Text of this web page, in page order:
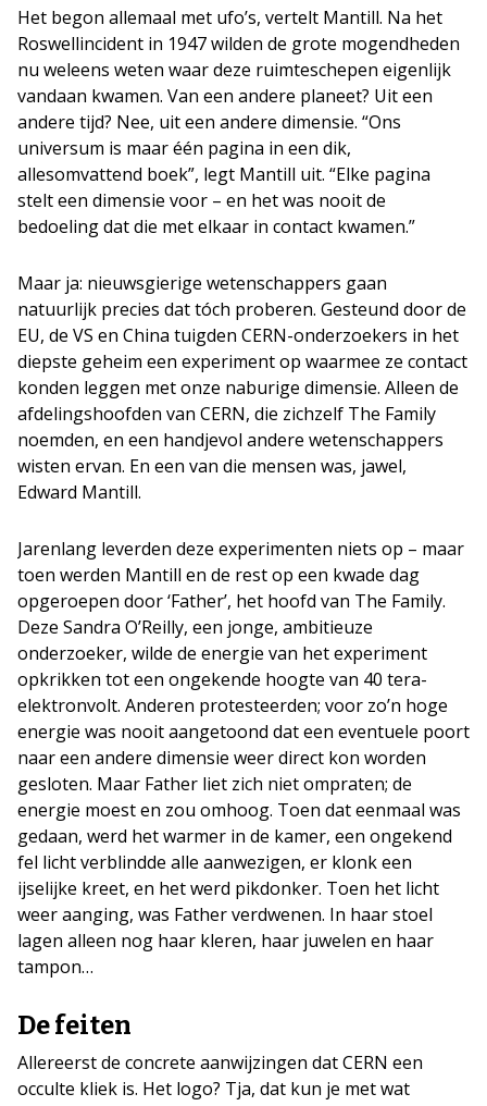
Het begon allemaal met ufo’s, vertelt Mantill. Na het
Roswellincident in 1947 wilden de grote mogendheden
nu weleens weten waar deze ruimteschepen eigenlijk
vandaan kwamen. Van een andere planeet? Uit een
andere tijd? Nee, uit een andere dimensie. “Ons
universum is maar één pagina in een dik,
allesomvattend boek”, legt Mantill uit. “Elke pagina
stelt een dimensie voor – en het was nooit de
bedoeling dat die met elkaar in contact kwamen.”
Maar ja: nieuwsgierige wetenschappers gaan
natuurlijk precies dat tóch proberen. Gesteund door de
EU, de VS en China tuigden CERN-onderzoekers in het
diepste geheim een experiment op waarmee ze contact
konden leggen met onze naburige dimensie. Alleen de
afdelingshoofden van CERN, die zichzelf The Family
noemden, en een handjevol andere wetenschappers
wisten ervan. En een van die mensen was, jawel,
Edward Mantill.
Jarenlang leverden deze experimenten niets op – maar
toen werden Mantill en de rest op een kwade dag
opgeroepen door ‘Father’, het hoofd van The Family.
Deze Sandra O’Reilly, een jonge, ambitieuze
onderzoeker, wilde de energie van het experiment
opkrikken tot een ongekende hoogte van 40 tera-
elektronvolt. Anderen protesteerden; voor zo’n hoge
energie was nooit aangetoond dat een eventuele poort
naar een andere dimensie weer direct kon worden
gesloten. Maar Father liet zich niet ompraten; de
energie moest en zou omhoog. Toen dat eenmaal was
gedaan, werd het warmer in de kamer, een ongekend
fel licht verblindde alle aanwezigen, er klonk een
ijselijke kreet, en het werd pikdonker. Toen het licht
weer aanging, was Father verdwenen. In haar stoel
lagen alleen nog haar kleren, haar juwelen en haar
tampon…
De feiten
Allereerst de concrete aanwijzingen dat CERN een
occulte kliek is. Het logo? Tja, dat kun je met wat